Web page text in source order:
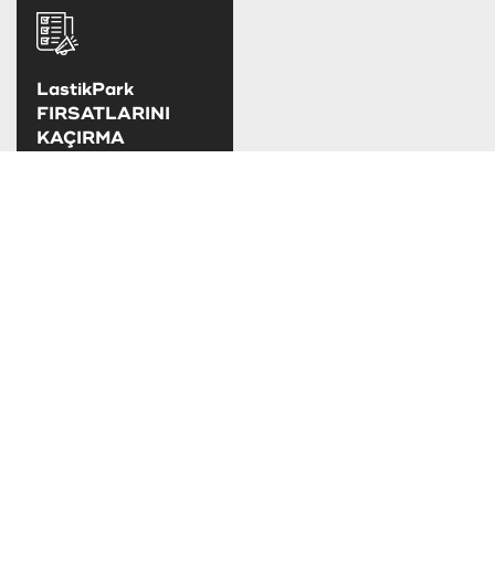
LastikPark
FIRSATLARINI
KAÇIRMA